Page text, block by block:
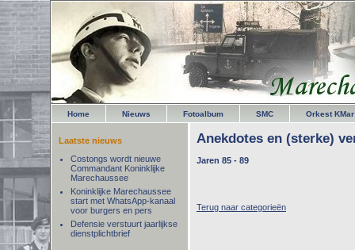
Home Nieuws Fotoalbum SMC Orkest KMar
Anekdotes en (sterke)
Jaren 85 - 89
Terug naar categorieën
Laatste nieuws
Costongs wordt nieuwe
Commandant Koninklijke
Marechaussee
Koninklijke Marechaussee
start met WhatsApp-kanaal
voor burgers en pers
Defensie verstuurt jaarlijkse
dienstplichtbrief